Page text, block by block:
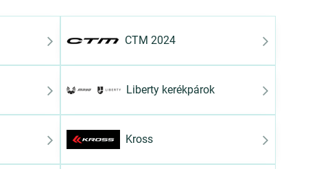
CTM 2024
Liberty kerékpárok
Kross